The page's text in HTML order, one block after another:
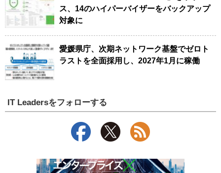
ス、14のハイパーバイザーをバックアップ
対象に
愛媛県庁、次期ネットワーク基盤でゼロト
ラストを全面採用し、2027年1月に稼働
IT Leadersをフォローする